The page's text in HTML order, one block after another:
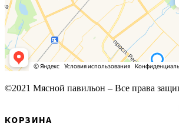
©2021 Мясной павильон – Все права
КОРЗИНА